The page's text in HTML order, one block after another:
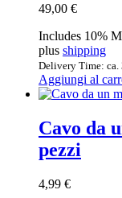
49,00 €
Includes 10%
plus shipping
Delivery Time: ca.
Aggiungi al
Cavo da
pezzi
4,99 €